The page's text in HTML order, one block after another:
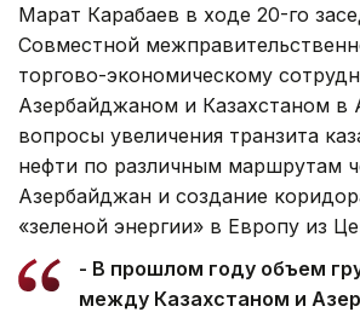
Марат Карабаев в ходе 20-го
Совместной
торгово-экономическому
Азербайджаном и Казахстаном в
вопросы увеличения транзита
нефти по различным маршрутам
Азербайджан и создание
«зеленой энергии» в Европу из
- В прошлом году объем
между Казахстаном и